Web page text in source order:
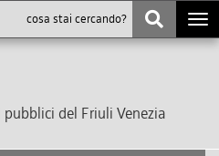
del Friuli Venezia